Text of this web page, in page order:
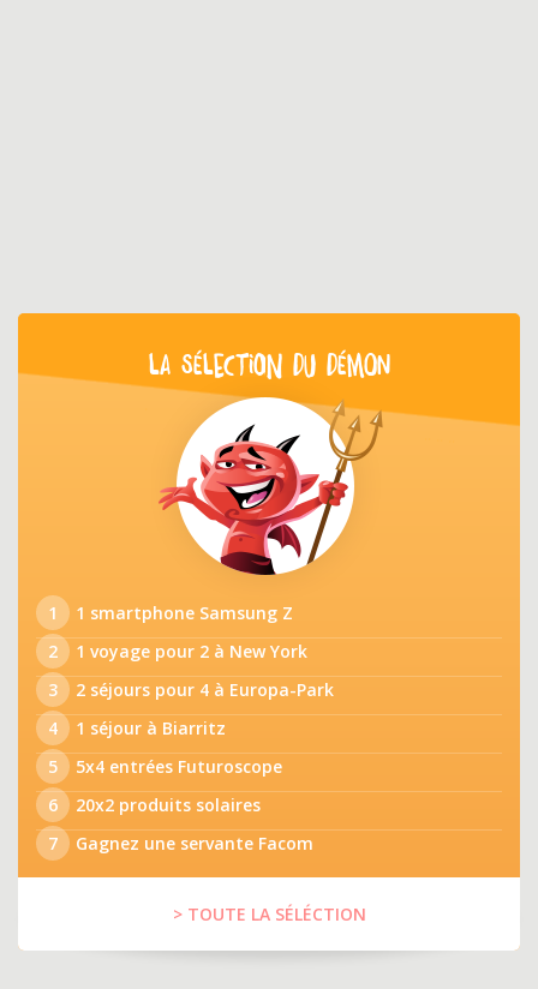
LA SÉLECTION DU DÉMON
1
1 smartphone Samsung Z
2
1 voyage pour 2 à New York
3
2 séjours pour 4 à Europa-Park
4
1 séjour à Biarritz
5
5x4 entrées Futuroscope
6
20x2 produits solaires
7
Gagnez une servante Facom
> TOUTE LA SÉLÉCTION